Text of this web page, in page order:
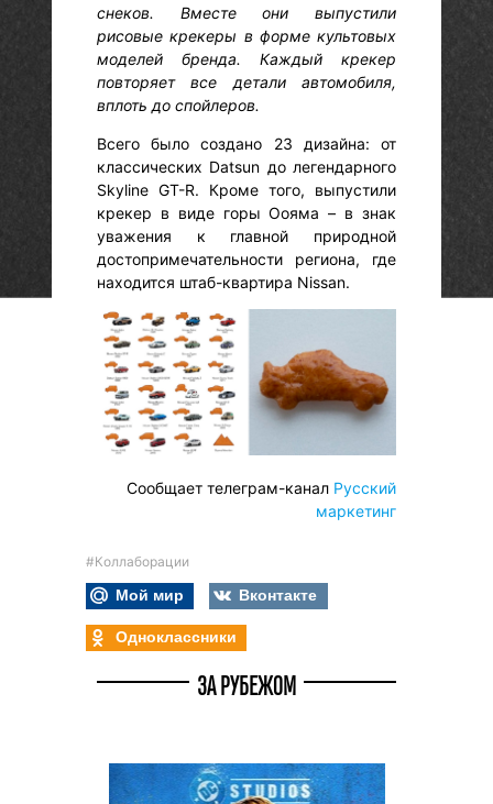
снеков. Вместе они выпустили
рисовые крекеры в форме культовых
моделей бренда. Каждый крекер
повторяет все детали автомобиля,
вплоть до спойлеров.
Всего было создано 23 дизайна: от
классических Datsun до легендарного
Skyline GT-R. Кроме того, выпустили
крекер в виде горы Оояма – в знак
уважения к главной природной
достопримечательности региона, где
находится штаб-квартира Nissan.
Сообщает телеграм-канал Русский
маркетинг
#Коллаборации
Мой мир
Вконтакте
Одноклассники
ЗА РУБЕЖОМ